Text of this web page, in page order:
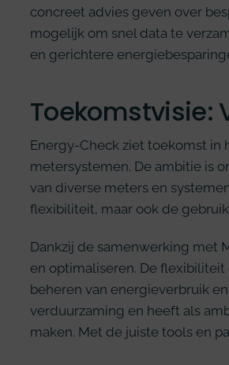
concreet advies geven over
mogelijk om snel data te
en gerichtere
Toekomstvisie:
Energy-Check ziet toekomst
metersystemen. De ambitie is
van diverse meters en
flexibiliteit, maar ook de
Dankzij de samenwerking met
en optimaliseren. De
beheren van energieverbruik
verduurzaming en heeft als
maken. Met de juiste tools en